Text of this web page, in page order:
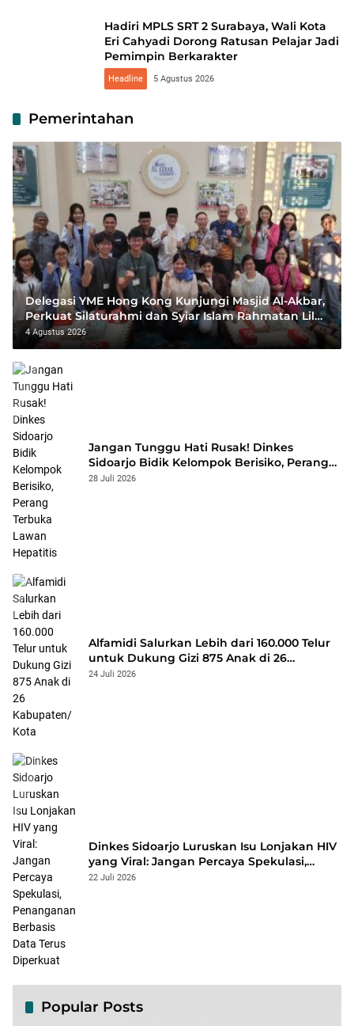
Hadiri MPLS SRT 2 Surabaya, Wali Kota
Eri Cahyadi Dorong Ratusan Pelajar Jadi
Pemimpin Berkarakter
Headline 5 Agustus 2026
Pemerintahan
Delegasi YME Hong Kong Kunjungi Masjid Al-Akbar,
Perkuat Silaturahmi dan Syiar Islam Rahmatan Lil
‘Alamin
4 Agustus 2026
Jangan Tunggu Hati Rusak! Dinkes
Sidoarjo Bidik Kelompok Berisiko, Perang
Terbuka Lawan Hepatitis
28 Juli 2026
Alfamidi Salurkan Lebih dari 160.000 Telur
untuk Dukung Gizi 875 Anak di 26
Kabupaten/Kota
24 Juli 2026
Dinkes Sidoarjo Luruskan Isu Lonjakan HIV
yang Viral: Jangan Percaya Spekulasi,
Penanganan Berbasis Data Terus
22 Juli 2026
Popular Posts
Mencekam! KM Mutiara Sentosa 2